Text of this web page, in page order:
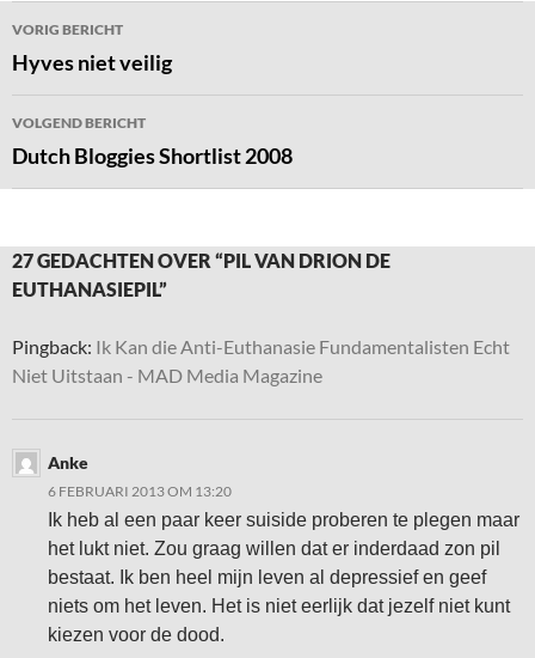
Bericht
navigatie
VORIG BERICHT
Hyves niet veilig
VOLGEND BERICHT
Dutch Bloggies Shortlist 2008
27 GEDACHTEN OVER “PIL VAN DRION DE
EUTHANASIEPIL”
Pingback: Ik Kan die Anti-Euthanasie Fundamentalisten Echt
Niet Uitstaan - MAD Media Magazine
Anke
6 FEBRUARI 2013 OM 13:20
Ik heb al een paar keer suiside proberen te plegen maar
het lukt niet. Zou graag willen dat er inderdaad zon pil
bestaat. Ik ben heel mijn leven al depressief en geef
niets om het leven. Het is niet eerlijk dat jezelf niet kunt
kiezen voor de dood.